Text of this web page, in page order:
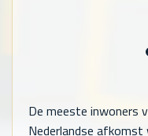
De meeste inwoners
Nederlandse